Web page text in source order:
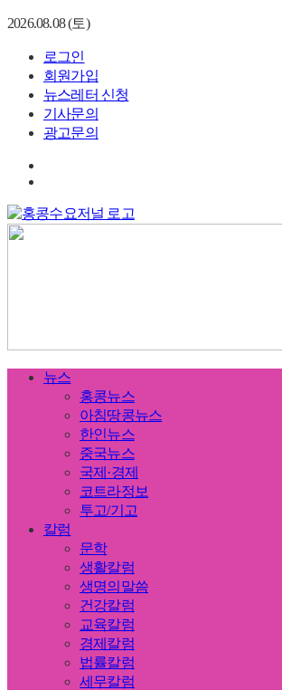
2026.08.08 (토)
로그인
회원가입
뉴스레터 신청
기사문의
광고문의
뉴스
홍콩뉴스
아침땅콩뉴스
한인뉴스
중국뉴스
국제·경제
코트라정보
투고/기고
칼럼
문학
생활칼럼
생명의말씀
건강칼럼
교육칼럼
경제칼럼
법률칼럼
세무칼럼